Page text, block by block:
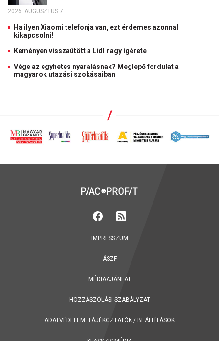
2026. AUGUSZTUS 7.
Ha ilyen Xiaomi telefonja van, ezt érdemes azonnal
kikapcsolni!
Keményen visszaütött a Lidl nagy ígérete
Vége az egyhetes nyaralásnak? Meglepő fordulat a
magyarok utazási szokásaiban
IMPRESSZUM
ÁSZF
MÉDIAAJÁNLAT
HOZZÁSZÓLÁSI SZABÁLYZAT
ADATVÉDELEM: TÁJÉKOZTATÓK / BEÁLLÍTÁSOK